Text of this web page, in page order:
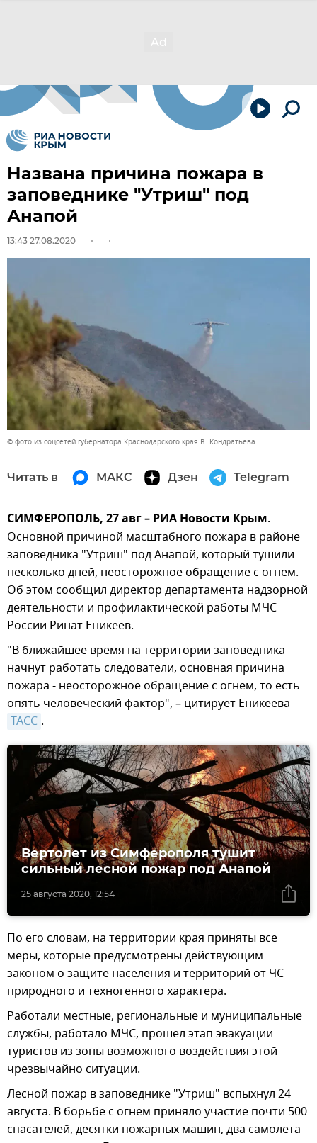
Названа причина пожара в
заповеднике "Утриш" под
Анапой
13:43 27.08.2020
© фото из соцсетей губернатора Краснодарского края В. Кондратьева
Читать в МАКС Дзен Telegram
СИМФЕРОПОЛЬ, 27 авг – РИА Новости Крым.
Основной причиной масштабного пожара в районе
заповедника "Утриш" под Анапой, который тушили
несколько дней, неосторожное обращение с огнем.
Об этом сообщил директор департамента надзорной
деятельности и профилактической работы МЧС
России Ринат Еникеев.
"В ближайшее время на территории заповедника
начнут работать следователи, основная причина
пожара - неосторожное обращение с огнем, то есть
опять человеческий фактор", – цитирует Еникеева
ТАСС .
25 августа 2020, 12:54
Вертолет из Симферополя тушит
сильный лесной пожар под Анапой
По его словам, на территории края приняты все
меры, которые предусмотрены действующим
законом о защите населения и территорий от ЧС
природного и техногенного характера.
Работали местные, региональные и муниципальные
службы, работало МЧС, прошел этап эвакуации
туристов из зоны возможного воздействия этой
чрезвычайно ситуации.
Лесной пожар в заповеднике "Утриш" вспыхнул 24
августа. В борьбе с огнем приняло участие почти 500
спасателей, десятки пожарных машин, два самолета